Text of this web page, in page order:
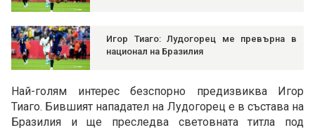
Игор Тиаго: Лудогорец ме превърна в
национал на Бразилия
Най-голям интерес безспорно предизвиква Игор
Тиаго. Бившият нападател на Лудогорец е в състава на
Бразилия и ще преследва световната титла под